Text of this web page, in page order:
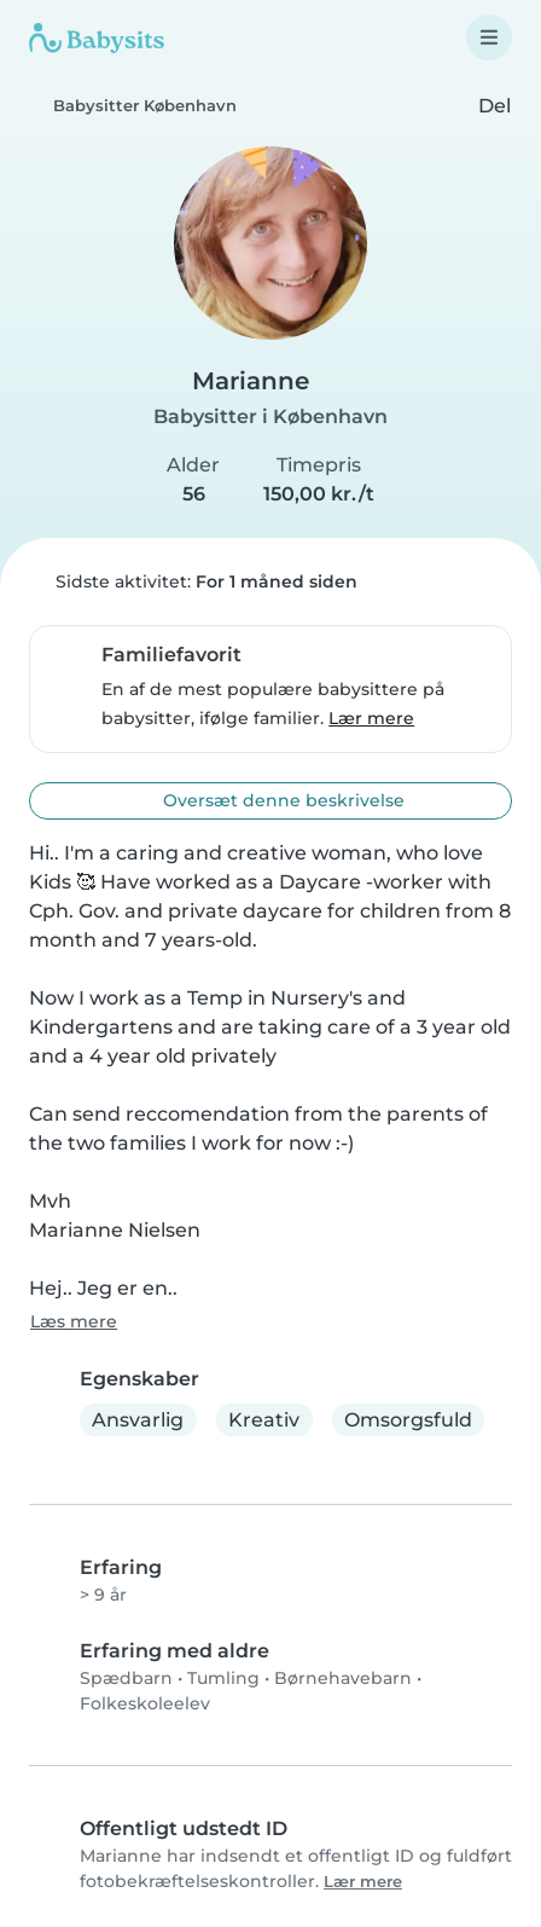
Babysitter København Del
Marianne
Babysitter i København
Alder
56
Timepris
150,00 kr./t
Sidste aktivitet: For 1 måned siden
Familiefavorit
En af de mest populære babysittere på
babysitter, ifølge familier. Lær mere
Oversæt denne beskrivelse
Hi.. I'm a caring and creative woman, who love
Kids 🥰 Have worked as a Daycare -worker with
Cph. Gov. and private daycare for children from 8
month and 7 years-old.
Now I work as a Temp in Nursery's and
Kindergartens and are taking care of a 3 year old
and a 4 year old privately
Can send reccomendation from the parents of
the two families I work for now :-)
Mvh
Marianne Nielsen
Hej.. Jeg er en..
Læs mere
Egenskaber
Ansvarlig
Kreativ Omsorgsfuld
Erfaring
> 9 år
Erfaring med aldre
Spædbarn • Tumling • Børnehavebarn •
Folkeskoleelev
Offentligt udstedt ID
Marianne har indsendt et offentligt ID og fuldført
fotobekræftelseskontroller. Lær mere